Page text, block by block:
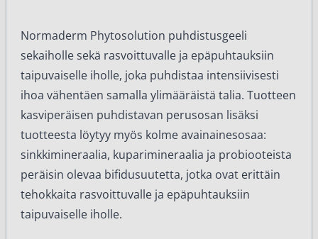
Normaderm Phytosolution puhdistusgeeli
sekaiholle sekä rasvoittuvalle ja epäpuhtauksiin
taipuvaiselle iholle, joka puhdistaa intensiivisesti
ihoa vähentäen samalla ylimääräistä talia. Tuotteen
kasviperäisen puhdistavan perusosan lisäksi
tuotteesta löytyy myös kolme avainainesosaa:
sinkkimineraalia, kuparimineraalia ja probiooteista
peräisin olevaa bifidusuutetta, jotka ovat erittäin
tehokkaita rasvoittuvalle ja epäpuhtauksiin
taipuvaiselle iholle.